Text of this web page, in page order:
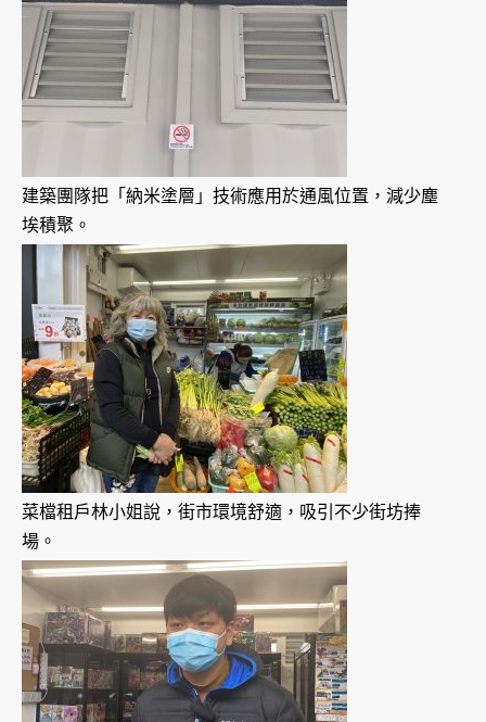
建築團隊把「納米塗層」技術應用於通風位置，減少塵
埃積聚。
菜檔租戶林小姐說，街市環境舒適，吸引不少街坊捧
場。